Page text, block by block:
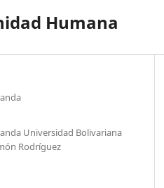
Humana
Universidad Bolivariana
Rodríguez